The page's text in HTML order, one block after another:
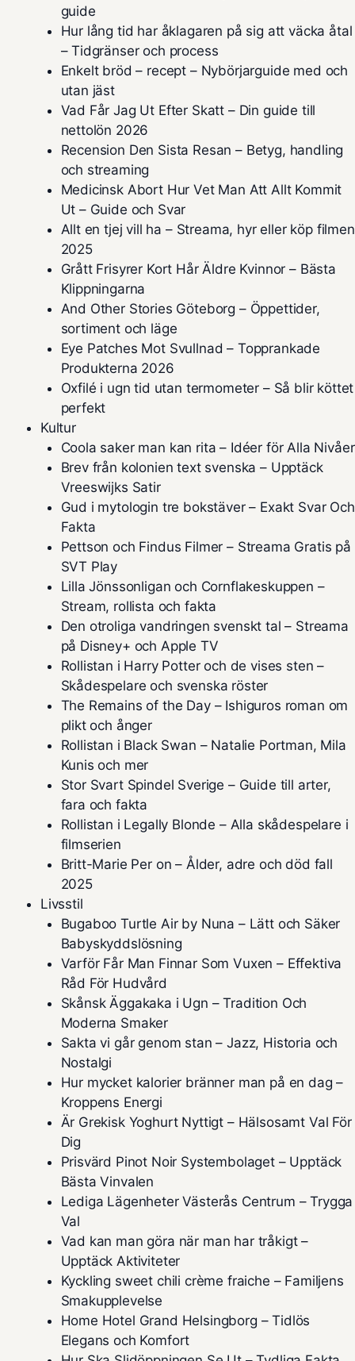
guide
Hur lång tid har åklagaren på sig att väcka åtal
– Tidgränser och process
Enkelt bröd – recept – Nybörjarguide med och
utan jäst
Vad Får Jag Ut Efter Skatt – Din guide till
nettolön 2026
Recension Den Sista Resan – Betyg, handling
och streaming
Medicinsk Abort Hur Vet Man Att Allt Kommit
Ut – Guide och Svar
Allt en tjej vill ha – Streama, hyr eller köp filmen
2025
Grått Frisyrer Kort Hår Äldre Kvinnor – Bästa
Klippningarna
And Other Stories Göteborg – Öppettider,
sortiment och läge
Eye Patches Mot Svullnad – Topprankade
Produkterna 2026
Oxfilé i ugn tid utan termometer – Så blir köttet
perfekt
Kultur
Coola saker man kan rita – Idéer för Alla Nivåer
Brev från kolonien text svenska – Upptäck
Vreeswijks Satir
Gud i mytologin tre bokstäver – Exakt Svar Och
Fakta
Pettson och Findus Filmer – Streama Gratis på
SVT Play
Lilla Jönssonligan och Cornflakeskuppen –
Stream, rollista och fakta
Den otroliga vandringen svenskt tal – Streama
på Disney+ och Apple TV
Rollistan i Harry Potter och de vises sten –
Skådespelare och svenska röster
The Remains of the Day – Ishiguros roman om
plikt och ånger
Rollistan i Black Swan – Natalie Portman, Mila
Kunis och mer
Stor Svart Spindel Sverige – Guide till arter,
fara och fakta
Rollistan i Legally Blonde – Alla skådespelare i
filmserien
Britt-Marie Per on – Ålder, adre och död fall
2025
Livsstil
Bugaboo Turtle Air by Nuna – Lätt och Säker
Babyskyddslösning
Varför Får Man Finnar Som Vuxen – Effektiva
Råd För Hudvård
Skånsk Äggakaka i Ugn – Tradition Och
Moderna Smaker
Sakta vi går genom stan – Jazz, Historia och
Nostalgi
Hur mycket kalorier bränner man på en dag –
Kroppens Energi
Är Grekisk Yoghurt Nyttigt – Hälsosamt Val För
Dig
Prisvärd Pinot Noir Systembolaget – Upptäck
Bästa Vinvalen
Lediga Lägenheter Västerås Centrum – Trygga
Val
Vad kan man göra när man har tråkigt –
Upptäck Aktiviteter
Kyckling sweet chili crème fraiche – Familjens
Smakupplevelse
Home Hotel Grand Helsingborg – Tidlös
Elegans och Komfort